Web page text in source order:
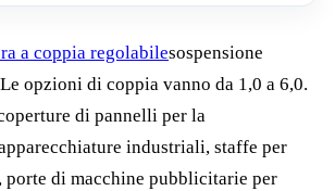
a coppia regolabilesospensione
opzioni di coppia vanno da 1,0 a 6,0.
di pannelli per la
industriali, staffe per
porte di macchine pubblicitarie per